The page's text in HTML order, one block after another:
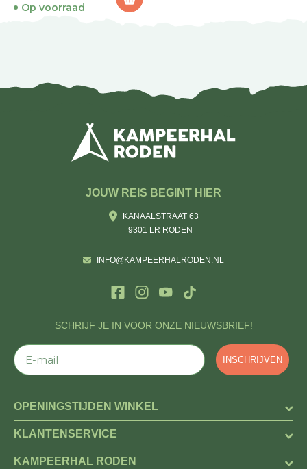
Op voorraad
SCHRIJF JE IN VOOR ONZE NIEUWSBRIEF!
E-mail
INSCHRIJVEN
JOUW REIS BEGINT HIER
KANAALSTRAAT 63
9301 LR RODEN
INFO@KAMPEERHALRODEN.NL
OPENINGSTIJDEN WINKEL
KLANTENSERVICE
KAMPEERHAL RODEN